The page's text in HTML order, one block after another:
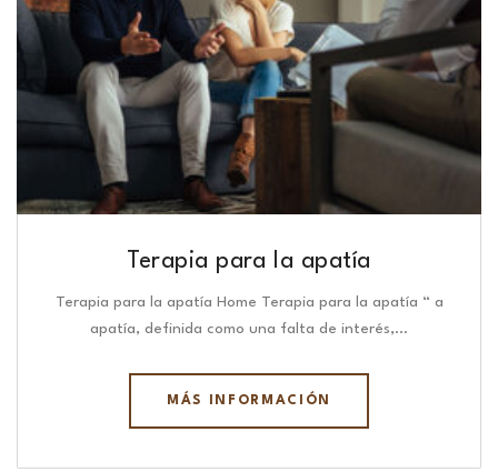
Terapia para la apatía
Terapia para la apatía Home Terapia para la apatía “ a
apatía, definida como una falta de interés,…
MÁS INFORMACIÓN